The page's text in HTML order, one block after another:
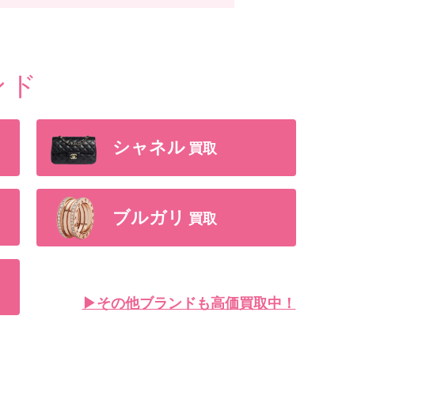
シャネル 買取
ブルガリ 買取
▶︎その他ブランドも高価買取中！